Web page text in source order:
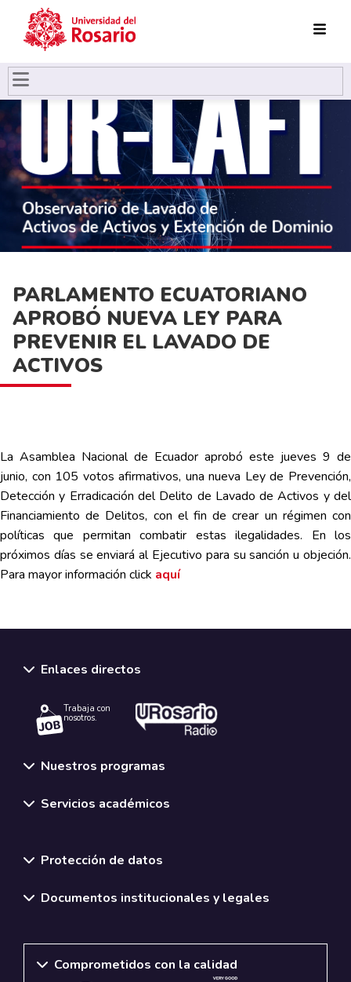
Pasar al contenido principal
PARLAMENTO ECUATORIANO
APROBÓ NUEVA LEY PARA
PREVENIR EL LAVADO DE
ACTIVOS
La Asamblea Nacional de Ecuador aprobó este jueves 9 de
junio, con 105 votos afirmativos, una nueva Ley de Prevención,
Detección y Erradicación del Delito de Lavado de Activos y del
Financiamiento de Delitos, con el fin de crear un régimen con
políticas que permitan combatir estas ilegalidades. En los
próximos días se enviará al Ejecutivo para su sanción u objeción.
Para mayor información click aquí
Enlaces directos
Trabaja con
nosotros.
Nuestros programas
Servicios académicos
Protección de datos
Documentos institucionales y legales
Comprometidos con la calidad